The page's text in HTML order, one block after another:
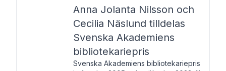
Anna Jolanta Nilsson och
Cecilia Näslund tilldelas
Svenska Akademiens
bibliotekariepris
Svenska Akademiens bibliotekariepris